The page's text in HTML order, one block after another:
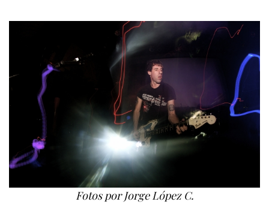
Fotos por Jorge López C.